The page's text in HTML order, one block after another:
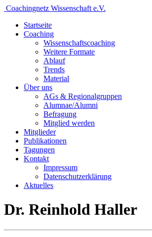
Coachingnetz Wissenschaft e.V.
Startseite
Coaching
Wissenschafts­coaching
Weitere Formate
Ablauf
Trends
Material
Über uns
AGs & Regionalgruppen
Alumnae/Alumni
Befragung
Mitglied werden
Mitglieder
Publikationen
Tagungen
Kontakt
Impressum
Datenschutzerklärung
Aktuelles
Dr. Reinhold Haller